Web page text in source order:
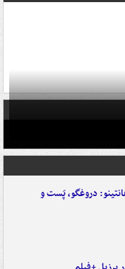
دروغگو، پَست‌ و